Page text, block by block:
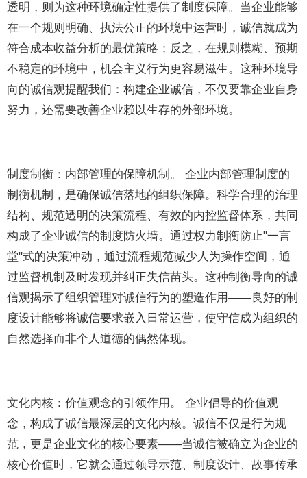
透明，则为这种环境确定性提供了制度保障。当企业能够
在一个规则明确、执法公正的环境中运营时，诚信就成为
符合成本收益分析的最优策略；反之，在规则模糊、预期
不稳定的环境中，机会主义行为更容易滋生。这种环境导
向的诚信观提醒我们：构建企业诚信，不仅要靠企业自身
努力，还需要改善企业赖以生存的外部环境。
制度制衡：内部管理的保障机制。 企业内部管理制度的
制衡机制，是确保诚信落地的组织保障。科学合理的治理
结构、规范透明的决策流程、有效的内控监督体系，共同
构成了企业诚信的制度防火墙。通过权力制衡防止"一言
堂"式的决策冲动，通过流程规范减少人为操作空间，通
过监督机制及时发现并纠正失信苗头。这种制衡导向的诚
信观揭示了组织管理对诚信行为的塑造作用——良好的制
度设计能够将诚信要求嵌入日常运营，使守信成为组织的
自然选择而非个人道德的偶然体现。
文化内核：价值观念的引领作用。 企业倡导的价值观
念，构成了诚信最深层的文化内核。诚信不仅是行为规
范，更是企业文化的核心要素——当诚信被确立为企业的
核心价值时，它就会通过领导示范、制度设计、故事传承